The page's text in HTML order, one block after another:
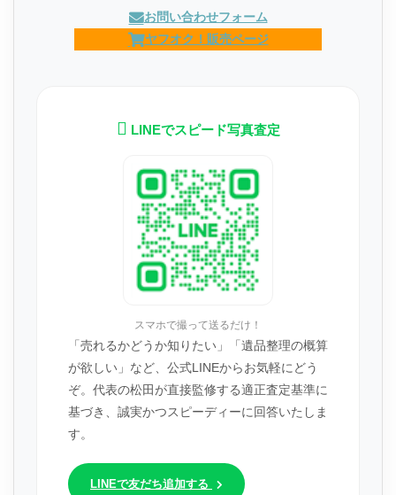
お問い合わせフォーム
ヤフオク！販売ページ
LINEでスピード写真査定
スマホで撮って送るだけ！
「売れるかどうか知りたい」「遺品整理の概算
が欲しい」など、公式LINEからお気軽にどう
ぞ。代表の松田が直接監修する適正査定基準に
基づき、誠実かつスピーディーに回答いたしま
す。
LINEで友だち追加する